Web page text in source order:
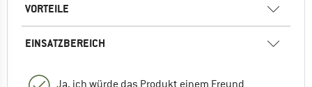
VORTEILE
EINSATZBEREICH
Ja, ich würde das Produkt einem Freund